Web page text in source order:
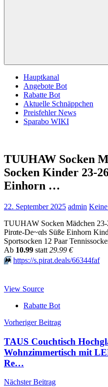
Hauptkanal
Angebote Bot
Rabatte Bot
Aktuelle Schnäppchen
Preisfehler News
Sparabo WIKI
TUUHAW Socken
Socken Kinder 23-
Einhorn …
22. September 2025 admin
TUUHAW Socken Mädchen
Pirαtе-Dе~αls Süße Einhorn
Sportsocken 12 Paar
Аb 10.99 statt 29.99 €
⏩️ https://s.pirat.deals/66344faf
View Source
Rabatte Bot
Beitragsnavigation
Vorheriger Beitrag
TAUS Couchtisch
Wohnzimmertisch mit
Re…
Nächster Beitrag